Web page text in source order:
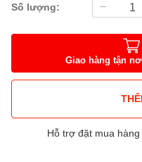
Số lượng:
Giao hàng tận
Hỗ trợ đặt mua hàng